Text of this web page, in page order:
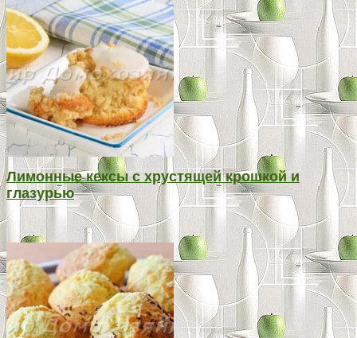
Лимонные кексы с хрустящей крошкой и
глазурью